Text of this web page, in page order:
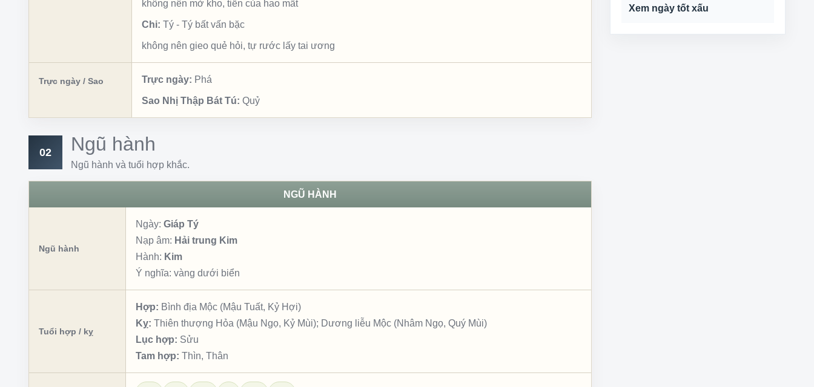
không nên mở kho, tiền của hao mất
Chi: Tý - Tý bất vấn bặc
không nên gieo quẻ hỏi, tự rước lấy tai ương
Trực ngày / Sao Trực ngày: Phá
Sao Nhị Thập Bát Tú: Quỷ
02 Ngũ hành
Ngũ hành và tuổi hợp khắc.
NGŨ HÀNH
Ngũ hành
Ngày: Giáp Tý
Nạp âm: Hải trung Kim
Hành: Kim
Ý nghĩa: vàng dưới biển
Tuổi hợp / kỵ
Hợp: Bình địa Mộc (Mậu Tuất, Kỷ Hợi)
Kỵ: Thiên thượng Hỏa (Mậu Ngọ, Kỷ Mùi); Dương liễu Mộc (Nhâm Ngọ, Quý Mùi)
Lục hợp: Sửu
Tam hợp: Thìn, Thân
Xem ngày tốt xấu